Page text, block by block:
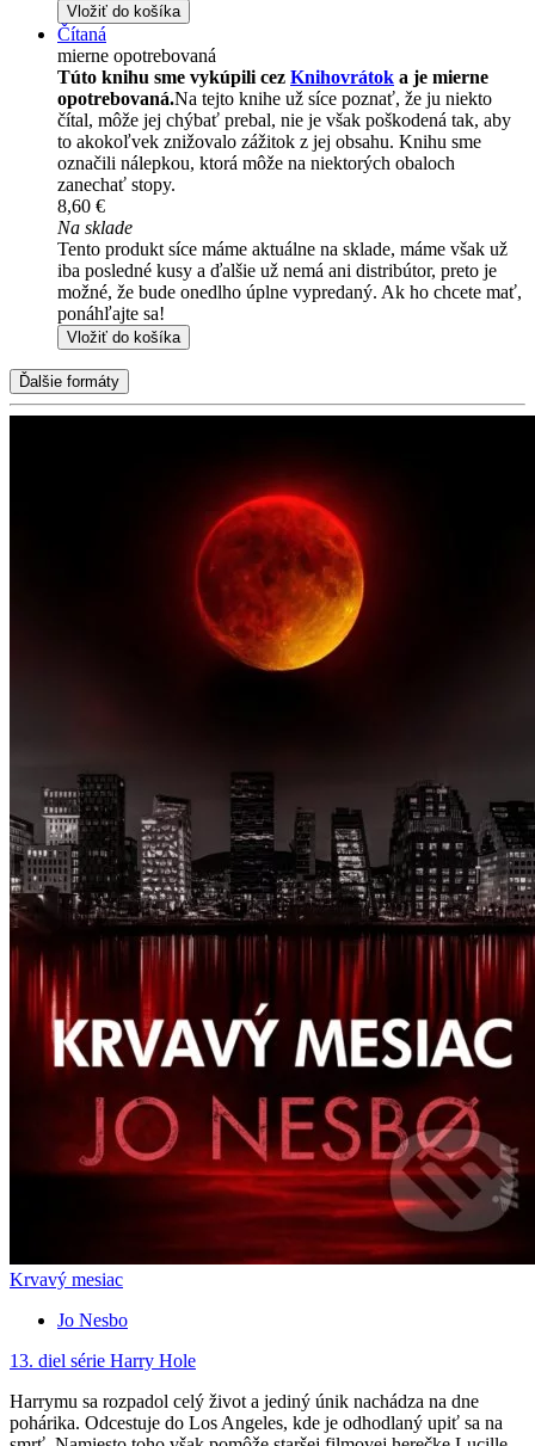
Vložiť do košíka
Čítaná
mierne opotrebovaná
Túto knihu sme vykúpili cez Knihovrátok a je mierne
opotrebovaná.Na tejto knihe už síce poznať, že ju niekto
čítal, môže jej chýbať prebal, nie je však poškodená tak, aby
to akokoľvek znižovalo zážitok z jej obsahu. Knihu sme
označili nálepkou, ktorá môže na niektorých obaloch
zanechať stopy.
8,60 €
Na sklade
Tento produkt síce máme aktuálne na sklade, máme však už
iba posledné kusy a ďalšie už nemá ani distribútor, preto je
možné, že bude onedlho úplne vypredaný. Ak ho chcete mať,
ponáhľajte sa!
Vložiť do košíka
Ďalšie formáty
Krvavý mesiac
Jo Nesbo
13. diel série Harry Hole
Harrymu sa rozpadol celý život a jediný únik nachádza na dne
pohárika. Odcestuje do Los Angeles, kde je odhodlaný upiť sa na